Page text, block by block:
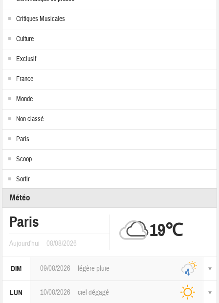
Critiques Musicales
Culture
Exclusif
France
Monde
Non classé
Paris
Scoop
Sortir
Météo
Paris
Aujourd'hui 08/08/2026
19℃
DIM 09/08/2026 légère pluie
LUN 10/08/2026 ciel dégagé